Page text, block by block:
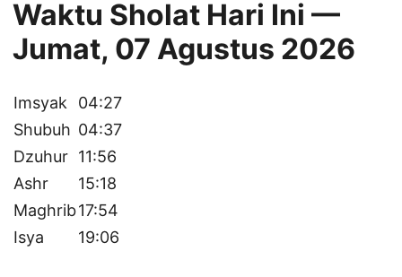
Waktu Sholat Hari Ini —
Jumat, 07 Agustus 2026
Imsyak
04:27
Shubuh 04:37
Dzuhur 11:56
Ashr
15:18
Maghrib17:54
Isya
19:06